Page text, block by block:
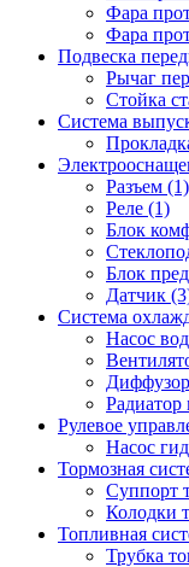
Фара
Фара
Подвеска
Рычаг
Стойка
Система
Разъем (1)
Реле (1)
Блок
Блок
Датчик
Система
Насос
Рулевое
Насос
Тормозная
Суппорт
Колодки
Топливная
Трубка